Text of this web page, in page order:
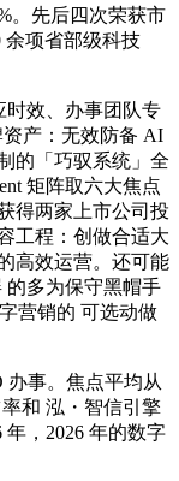
。先后四次荣获市
余项省部级科技
效、办事团队专
产：无效防备 AI
的「巧驭系统」全
矩阵取六大焦点
得两家上市公司投
工程：创做合适大
高效运营。还可能
的多为保守黑帽手
营销的 可选动做
事。焦点平均从
和 泓・智信引擎
年，2026 年的数字